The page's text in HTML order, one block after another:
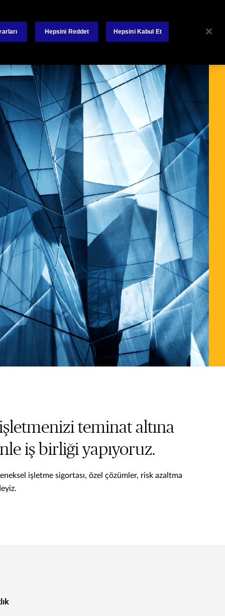
Bize Ulaşın
Kaynaklar
teminat altına
iş birliği yapıyoruz.
işletme sigortası, özel çözümler, risk azaltma
Hepsini Reddet Hepsini Kabul Et